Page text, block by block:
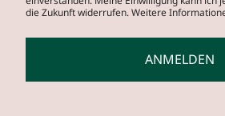
die Zukunft widerrufen. Weitere
ANMELDEN